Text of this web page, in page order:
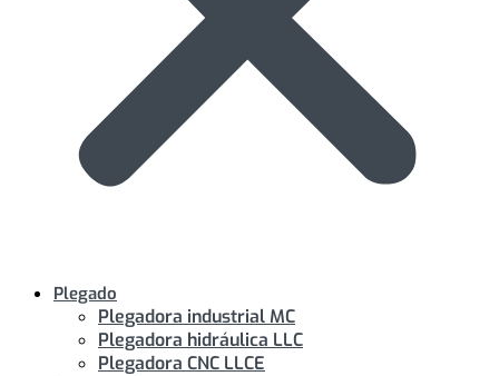
Plegado
Plegadora industrial MC
Plegadora hidráulica LLC
Plegadora CNC LLCE